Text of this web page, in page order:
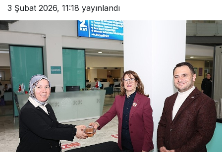
3 Şubat 2026, 11:18 yayınlandı